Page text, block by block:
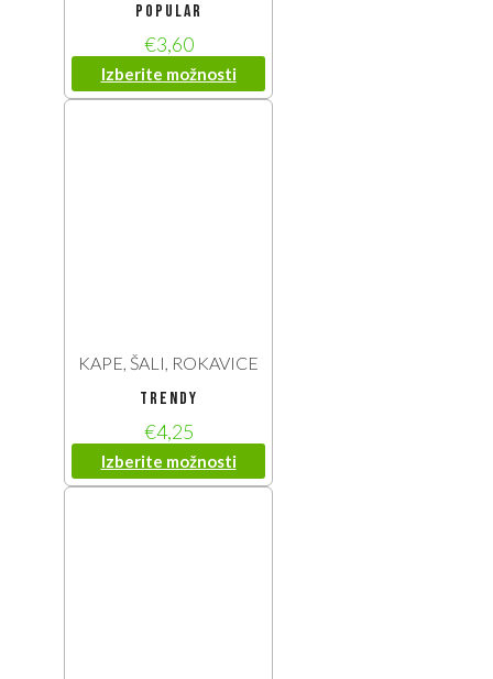
popular
€3,60
Izberite možnosti
KAPE, ŠALI, ROKAVICE
trendy
€4,25
Izberite možnosti